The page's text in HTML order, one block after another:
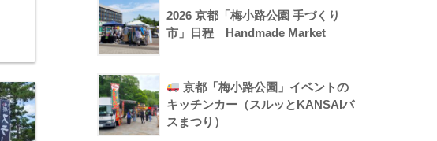
2026 京都「梅小路公園 手づくり
市」日程 Handmade Market
京都「梅小路公園」イベントの
キッチンカー（スルッとKANSAIバ
スまつり）